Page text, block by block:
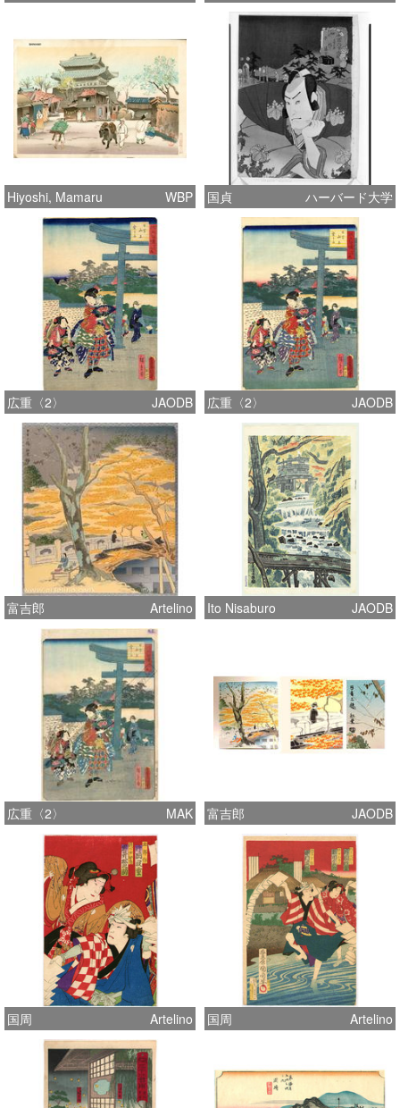
Hiyoshi, Mamaru WBP 国貞 ハーバード大学
広重〈2〉 JAODB 広重〈2〉 JAODB
富吉郎 Artelino Ito Nisaburo JAODB
広重〈2〉 MAK 富吉郎 JAODB
国周 Artelino 国周 Artelino